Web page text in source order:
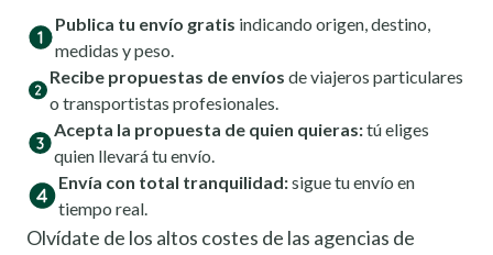
Publica tu envío gratis indicando origen, destino,
medidas y peso.
Recibe propuestas de envíos de viajeros particulares
o transportistas profesionales.
Acepta la propuesta de quien quieras:tú eliges
quien llevará tu envío.
Envía con total tranquilidad:sigue tu envío en
tiempo real.
Olvídate de los altos costes de las agencias de